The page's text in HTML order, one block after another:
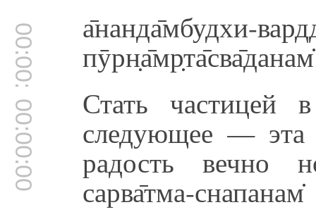
00:00:00 а̄нанда̄мбудхи-
00:00:00 Стать частицей
следующее — эта
радость вечно
сарва̄тма-